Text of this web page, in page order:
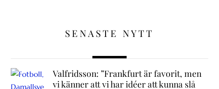
SENASTE NYTT
Valfridsson: ”Frankfurt är favorit, men
vi känner att vi har idéer att kunna slå